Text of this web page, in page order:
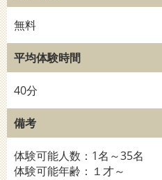
無料
平均体験時間
40分
備考
体験可能人数：1名～35名
体験可能年齢：１才～